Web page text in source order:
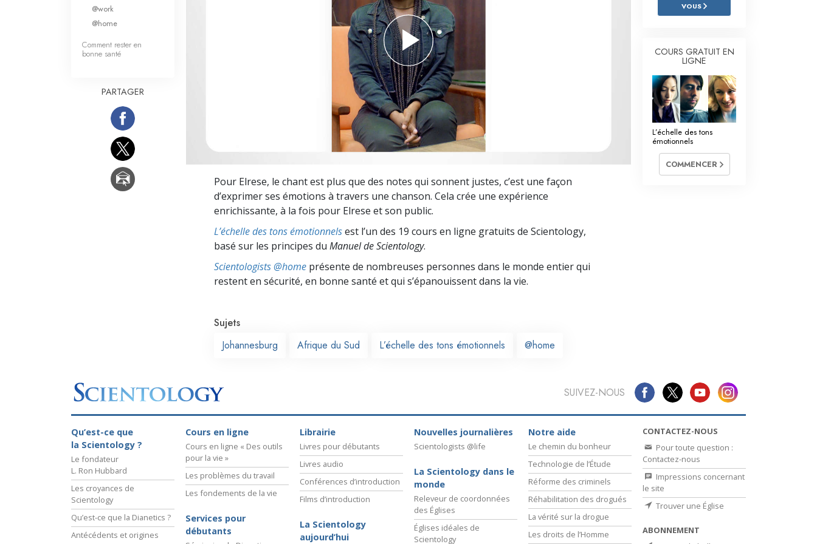
L’échelle des tons émotionnels
Des outils pour le monde du travail
L’éthique et les conditions
La raison de l’oppression
Les investigations
Les fondements de l’organisation
Pour Elrese, le chant est plus que des notes qui sonnent justes, c’est une façon
d’exprimer ses émotions à travers une chanson. Cela crée une expérience
enrichissante, à la fois pour Elrese et son public.
L’échelle des tons émotionnelsest l’un des 19 cours en ligne gratuits de Scientology,
basé sur les principes du Manuel de Scientology.
Scientologists @home présente de nombreuses personnes dans le monde entier qui
restent en sécurité, en bonne santé et qui s’épanouissent dans la vie.
Sujets
Johannesburg
Afrique du Sud L’échelle des tons émotionnels @home
@work
@home
Comment rester en
bonne santé
PARTAGER
VOUS
COURS GRATUIT EN
LIGNE
L’échelle des tons
émotionnels
COMMENCER
SUIVEZ-NOUS
Qu’est-ce que
la Scientology ?
Le fondateur
L. Ron Hubbard
Les croyances de
Scientology
Qu’est-ce que la Dianetics ?
Antécédents et origines
Cours en ligne
Cours en ligne « Des outils
pour la vie »
Les problèmes du travail
Les fondements de la vie
Services pour
débutants
Librairie
Livres pour débutants
Livres audio
Conférences d’introduction
Films d’introduction
La Scientology
aujourd’hui
Nouvelles journalières
Scientologists @life
La Scientology dans le
monde
Releveur de coordonnées
des Églises
Églises idéales de
Scientology
Notre aide
Le chemin du bonheur
Technologie de l’Étude
Réforme des criminels
Réhabilitation des drogués
La vérité sur la drogue
Les droits de l’Homme
CONTACTEZ-NOUS
Pour toute question :
Contactez-nous
Impressions concernant
le site
Trouver une Église
ABONNEMENT